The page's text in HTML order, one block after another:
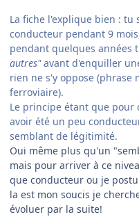
La fiche l'explique bien :
conducteur pendant 9
pendant quelques années
autres"avant d'enquiller
rien ne s'y oppose
ferroviaire).
Le principe étant que
avoir été un peu
semblant de légitimité.
Oui même plus qu'un
mais pour arriver à ce
que conducteur ou je
la est mon soucis je
évoluer par la suite!